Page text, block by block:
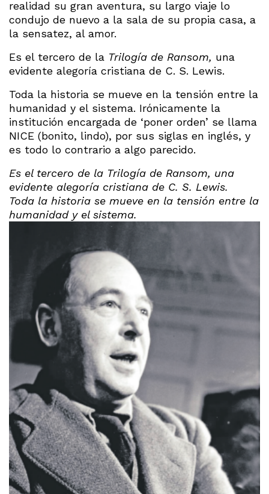
realidad su gran aventura, su largo viaje lo
condujo de nuevo a la sala de su propia casa, a
la sensatez, al amor.
Es el tercero de la Trilogía de Ransom, una
evidente alegoría cristiana de C. S. Lewis.
Toda la historia se mueve en la tensión entre la
humanidad y el sistema. Irónicamente la
institución encargada de ‘poner orden’ se llama
NICE (bonito, lindo), por sus siglas en inglés, y
es todo lo contrario a algo parecido.
Es el tercero de la Trilogía de Ransom, una
evidente alegoría cristiana de C. S. Lewis.
Toda la historia se mueve en la tensión entre la
humanidad y el sistema.